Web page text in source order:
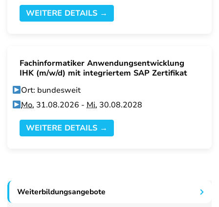
WEITERE DETAILS →
Fachinformatiker Anwendungsentwicklung
IHK (m/w/d) mit integriertem SAP Zertifikat
Ort: bundesweit
Mo. 31.08.2026 -Mi. 30.08.2028
WEITERE DETAILS →
Weiterbildungsangebote